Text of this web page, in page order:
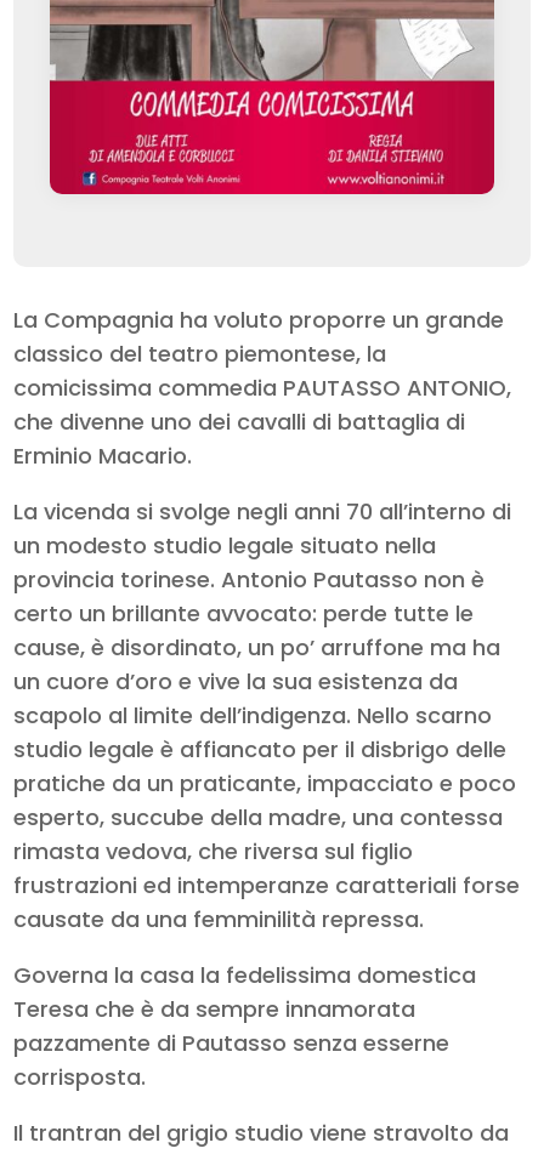
La Compagnia ha voluto proporre un grande
classico del teatro piemontese, la
comicissima commedia PAUTASSO ANTONIO,
che divenne uno dei cavalli di battaglia di
Erminio Macario.
La vicenda si svolge negli anni 70 all’interno di
un modesto studio legale situato nella
provincia torinese. Antonio Pautasso non è
certo un brillante avvocato: perde tutte le
cause, è disordinato, un po’ arruffone ma ha
un cuore d’oro e vive la sua esistenza da
scapolo al limite dell’indigenza. Nello scarno
studio legale è affiancato per il disbrigo delle
pratiche da un praticante, impacciato e poco
esperto, succube della madre, una contessa
rimasta vedova, che riversa sul figlio
frustrazioni ed intemperanze caratteriali forse
causate da una femminilità repressa.
Governa la casa la fedelissima domestica
Teresa che è da sempre innamorata
pazzamente di Pautasso senza esserne
corrisposta.
Il trantran del grigio studio viene stravolto da